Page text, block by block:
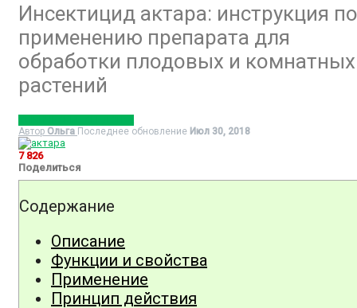
Инсектицид актара: инструкция по
применению препарата для
обработки плодовых и комнатных
растений
Автор Ольга Последнее обновление Июл 30, 2018
7 826
Поделиться
Содержание
Описание
Функции и свойства
Применение
Принцип действия